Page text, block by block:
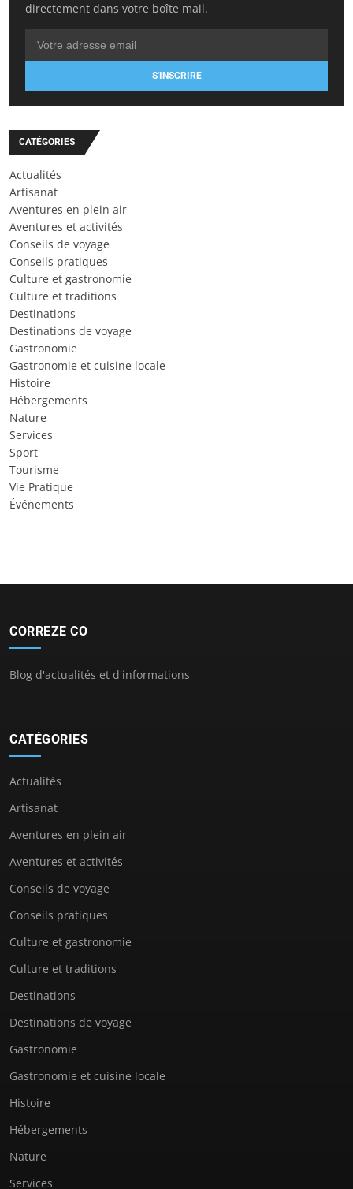
directement dans votre boîte mail.
S'INSCRIRE
CATÉGORIES
Actualités
Artisanat
Aventures en plein air
Aventures et activités
Conseils de voyage
Conseils pratiques
Culture et gastronomie
Culture et traditions
Destinations
Destinations de voyage
Gastronomie
Gastronomie et cuisine locale
Histoire
Hébergements
Nature
Services
Sport
Tourisme
Vie Pratique
Événements
CORREZE CO
Blog d'actualités et d'informations
CATÉGORIES
Actualités
Artisanat
Aventures en plein air
Aventures et activités
Conseils de voyage
Conseils pratiques
Culture et gastronomie
Culture et traditions
Destinations
Destinations de voyage
Gastronomie
Gastronomie et cuisine locale
Histoire
Hébergements
Nature
Services